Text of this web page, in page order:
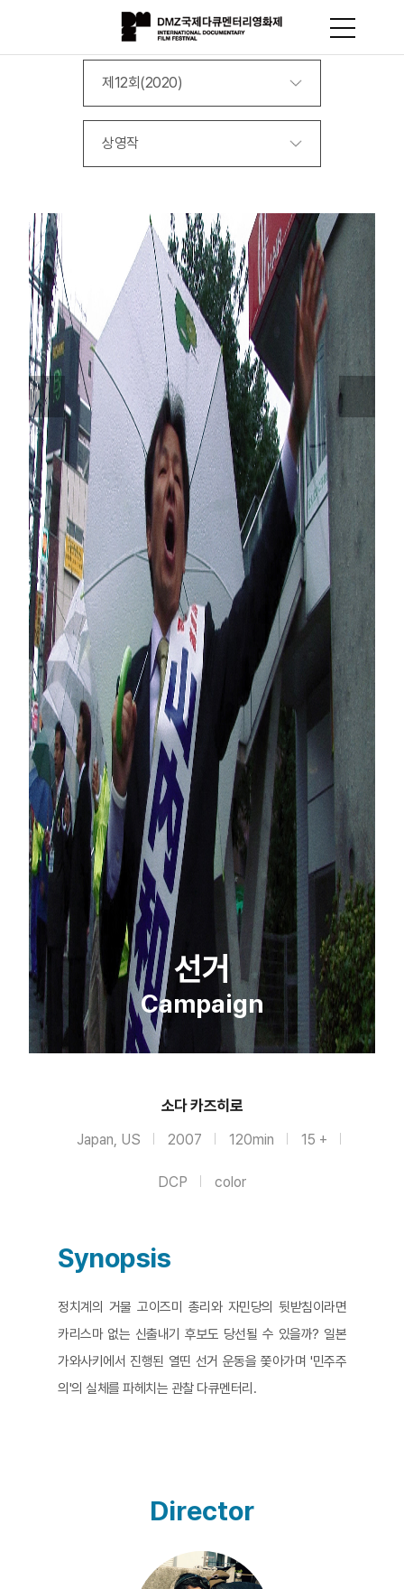
제12회(2020)
상영작
선거
Campaign
소다 카즈히로
Japan, US 2007 120min 15 +
DCP color
Synopsis
정치계의 거물 고이즈미 총리와 자민당의 뒷받침이라면
카리스마 없는 신출내기 후보도 당선될 수 있을까? 일본
가와사키에서 진행된 열띤 선거 운동을 쫓아가며 '민주주
의'의 실체를 파헤치는 관찰 다큐멘터리.
Director